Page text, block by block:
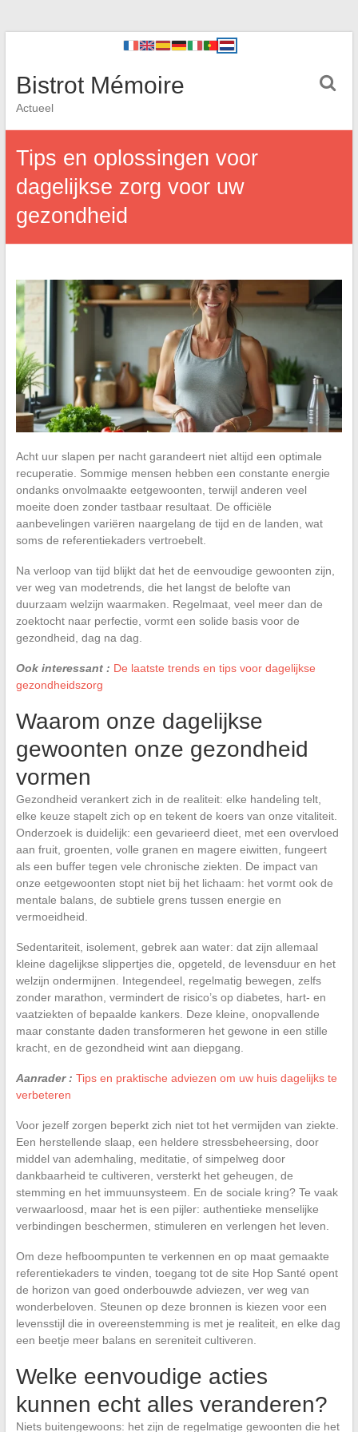
Bistrot Mémoire
Actueel
Tips en oplossingen voor
dagelijkse zorg voor uw
gezondheid
Acht uur slapen per nacht garandeert niet altijd een optimale
recuperatie. Sommige mensen hebben een constante energie
ondanks onvolmaakte eetgewoonten, terwijl anderen veel
moeite doen zonder tastbaar resultaat. De officiële
aanbevelingen variëren naargelang de tijd en de landen, wat
soms de referentiekaders vertroebelt.
Na verloop van tijd blijkt dat het de eenvoudige gewoonten zijn,
ver weg van modetrends, die het langst de belofte van
duurzaam welzijn waarmaken. Regelmaat, veel meer dan de
zoektocht naar perfectie, vormt een solide basis voor de
gezondheid, dag na dag.
Ook interessant : De laatste trends en tips voor dagelijkse
gezondheidszorg
Waarom onze dagelijkse
gewoonten onze gezondheid
vormen
Gezondheid verankert zich in de realiteit: elke handeling telt,
elke keuze stapelt zich op en tekent de koers van onze vitaliteit.
Onderzoek is duidelijk: een gevarieerd dieet, met een overvloed
aan fruit, groenten, volle granen en magere eiwitten, fungeert
als een buffer tegen vele chronische ziekten. De impact van
onze eetgewoonten stopt niet bij het lichaam: het vormt ook de
mentale balans, de subtiele grens tussen energie en
vermoeidheid.
Sedentariteit, isolement, gebrek aan water: dat zijn allemaal
kleine dagelijkse slippertjes die, opgeteld, de levensduur en het
welzijn ondermijnen. Integendeel, regelmatig bewegen, zelfs
zonder marathon, vermindert de risico’s op diabetes, hart- en
vaatziekten of bepaalde kankers. Deze kleine, onopvallende
maar constante daden transformeren het gewone in een stille
kracht, en de gezondheid wint aan diepgang.
Aanrader : Tips en praktische adviezen om uw huis dagelijks te
verbeteren
Voor jezelf zorgen beperkt zich niet tot het vermijden van ziekte.
Een herstellende slaap, een heldere stressbeheersing, door
middel van ademhaling, meditatie, of simpelweg door
dankbaarheid te cultiveren, versterkt het geheugen, de
stemming en het immuunsysteem. En de sociale kring? Te vaak
verwaarloosd, maar het is een pijler: authentieke menselijke
verbindingen beschermen, stimuleren en verlengen het leven.
Om deze hefboompunten te verkennen en op maat gemaakte
referentiekaders te vinden, toegang tot de site Hop Santé opent
de horizon van goed onderbouwde adviezen, ver weg van
wonderbeloven. Steunen op deze bronnen is kiezen voor een
levensstijl die in overeenstemming is met je realiteit, en elke dag
een beetje meer balans en sereniteit cultiveren.
Welke eenvoudige acties
kunnen echt alles veranderen?
Niets buitengewoons: het zijn de regelmatige gewoonten die het